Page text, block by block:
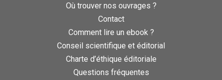
Où trouver nos ouvrages ?
Contact
Comment lire un ebook ?
Conseil scientifique et éditorial
Charte d’éthique éditoriale
Questions fréquentes